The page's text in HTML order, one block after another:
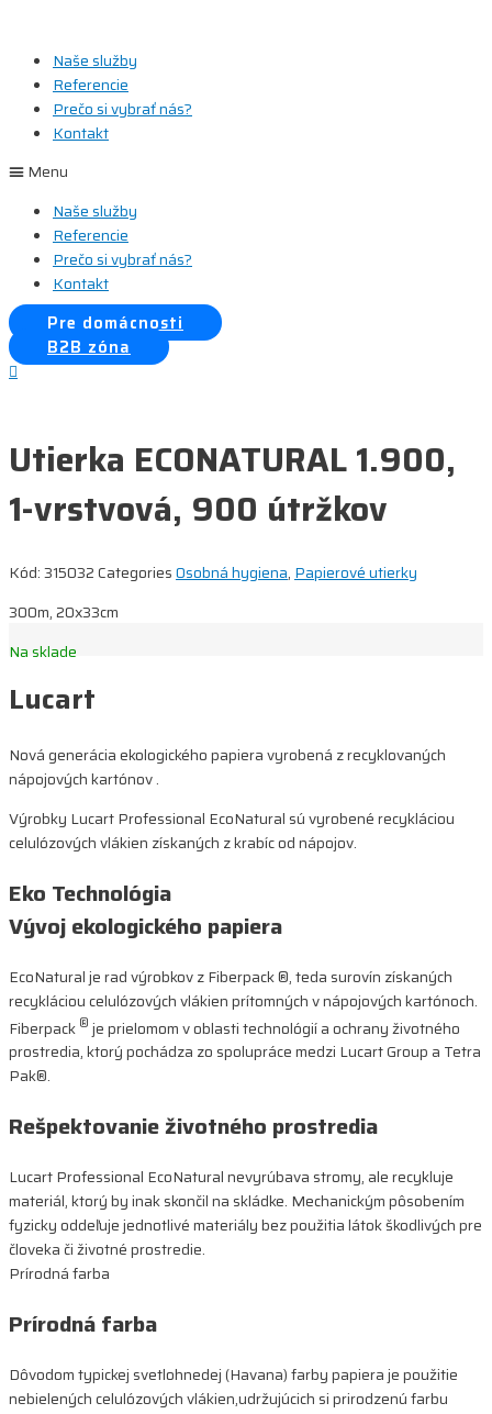
obsah Naše služby
Referencie
Prečo si vybrať nás?
Kontakt
Menu
Naše služby
Referencie
Prečo si vybrať nás?
Kontakt
Pre domácnosti
B2B zóna
Utierka ECONATURAL 1.900,
1-vrstvová, 900 útržkov
Kód:315032CategoriesOsobná hygiena,Papierové utierky
300m, 20x33cm
Na sklade
Lucart
Nová generácia ekologického papiera vyrobená z recyklovaných
nápojových kartónov .
Výrobky Lucart Professional EcoNatural sú vyrobené recykláciou
celulózových vlákien získaných z krabíc od nápojov.
Eko Technológia
Vývoj ekologického papiera
EcoNatural je rad výrobkov z Fiberpack ®, teda surovín získaných
recykláciou celulózových vlákien prítomných v nápojových kartónoch.
Fiberpack ® je prielomom v oblasti technológií a ochrany životného
prostredia, ktorý pochádza zo spolupráce medzi Lucart Group a Tetra
Pak®.
Rešpektovanie životného prostredia
Lucart Professional EcoNatural nevyrúbava stromy, ale recykluje
materiál, ktorý by inak skončil na skládke. Mechanickým pôsobením
fyzicky oddeľuje jednotlivé materiály bez použitia látok škodlivých pre
človeka či životné prostredie.
Prírodná farba
Prírodná farba
Dôvodom typickej svetlohnedej (Havana) farby papiera je použitie
nebielených celulózových vlákien,udržujúcich si prirodzenú farbu